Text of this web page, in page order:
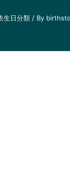
生日分類 / By